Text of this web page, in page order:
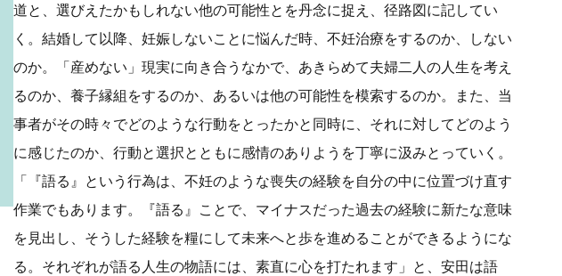
道と、選びえたかもしれない他の可能性とを丹念に捉え、径路図に記してい
く。結婚して以降、妊娠しないことに悩んだ時、不妊治療をするのか、しない
のか。「産めない」現実に向き合うなかで、あきらめて夫婦二人の人生を考え
るのか、養子縁組をするのか、あるいは他の可能性を模索するのか。また、当
事者がその時々でどのような行動をとったかと同時に、それに対してどのよう
に感じたのか、行動と選択とともに感情のありようを丁寧に汲みとっていく。
「『語る』という行為は、不妊のような喪失の経験を自分の中に位置づけ直す
作業でもあります。『語る』ことで、マイナスだった過去の経験に新たな意味
を見出し、そうした経験を糧にして未来へと歩を進めることができるようにな
る。それぞれが語る人生の物語には、素直に心を打たれます」と、安田は語